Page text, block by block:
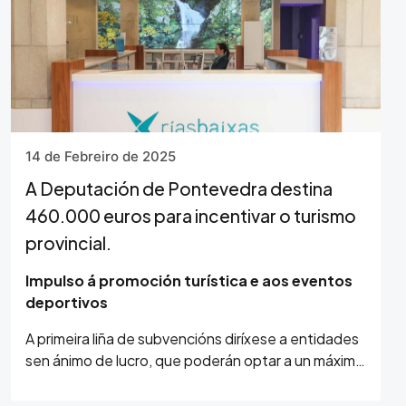
14 de Febreiro de 2025
A Deputación de Pontevedra destina
460.000 euros para incentivar o turismo
provincial.
Impulso á promoción turística e aos eventos
deportivos
A primeira liña de subvencións diríxese a entidades
sen ánimo de lucro, que poderán optar a un máximo